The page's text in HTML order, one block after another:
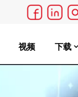
视频 下载